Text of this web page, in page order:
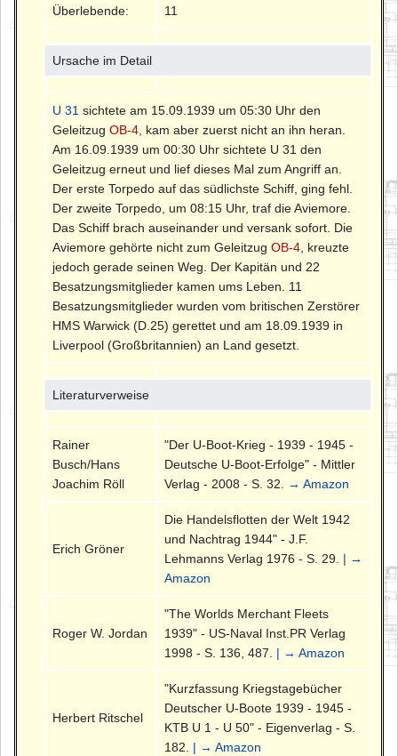
Überlebende: 11
Ursache im Detail
U 31 sichtete am 15.09.1939 um 05:30 Uhr den
GeleitzugOB-4 , kam aber zuerst nicht an ihn heran.
Am 16.09.1939 um 00:30 Uhr sichtete U 31 den
Geleitzug erneut und lief dieses Mal zum Angriff an.
Der erste Torpedo auf das südlichste Schiff, ging fehl.
Der zweite Torpedo, um 08:15 Uhr, traf die Aviemore.
Das Schiff brach auseinander und versank sofort. Die
Aviemore gehörte nicht zum GeleitzugOB-4 , kreuzte
jedoch gerade seinen Weg. Der Kapitän und 22
Besatzungsmitglieder kamen ums Leben. 11
Besatzungsmitglieder wurden vom britischen Zerstörer
HMS Warwick (D.25) gerettet und am 18.09.1939 in
Liverpool (Großbritannien) an Land gesetzt.
Literaturverweise
Rainer
Busch/Hans
Joachim Röll
"Der U-Boot-Krieg - 1939 - 1945 -
Deutsche U-Boot-Erfolge" - Mittler
Verlag - 2008 - S. 32.
→ Amazon
Erich Gröner
Die Handelsflotten der Welt 1942
und Nachtrag 1944" - J.F.
Lehmanns Verlag 1976 - S. 29. | →
Amazon
Roger W. Jordan
"The Worlds Merchant Fleets
1939" - US-Naval Inst.PR Verlag
1998 - S. 136, 487. | → Amazon
Herbert Ritschel
"Kurzfassung Kriegstagebücher
Deutscher U-Boote 1939 - 1945 -
KTB U 1 - U 50" - Eigenverlag - S.
182. | → Amazon